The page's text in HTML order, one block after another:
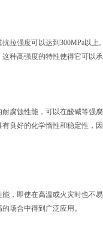
强度可以达到300MPa以上
种高强度的特性使得它可以承
蚀性能，可以在酸碱等强腐
良好的化学惰性和稳定性，
即使在高温或火灾时也不易
场合中得到广泛应用。